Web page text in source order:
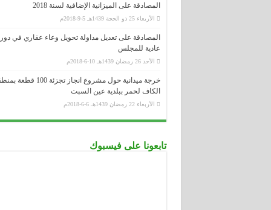
المصادقة على الميزانية الإضافية لسنة 2018
الأربعاء 25 ذو الحجة 1439هـ 5-9-2018م
المصادقة على تعديل مداولة تحويل وعاء عقاري في
عادية للمجلس
الأحد 26 رمضان 1439هـ 10-6-2018م
خرجة ميدانية حول مشروع انجاز تجزئة 100
الكاف لحمر ببلدية عين السبت
الأربعاء 22 رمضان 1439هـ 6-6-2018م
تابعونا على فيسبوك